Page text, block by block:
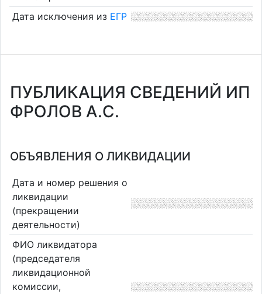
Дата исключения из ЕГР
ПУБЛИКАЦИЯ СВЕДЕНИЙ ИП
ФРОЛОВ А.С.
ОБЪЯВЛЕНИЯ О ЛИКВИДАЦИИ
Дата и номер решения о
ликвидации
(прекращении
деятельности)
ФИО ликвидатора
(председателя
ликвидационной
комиссии,